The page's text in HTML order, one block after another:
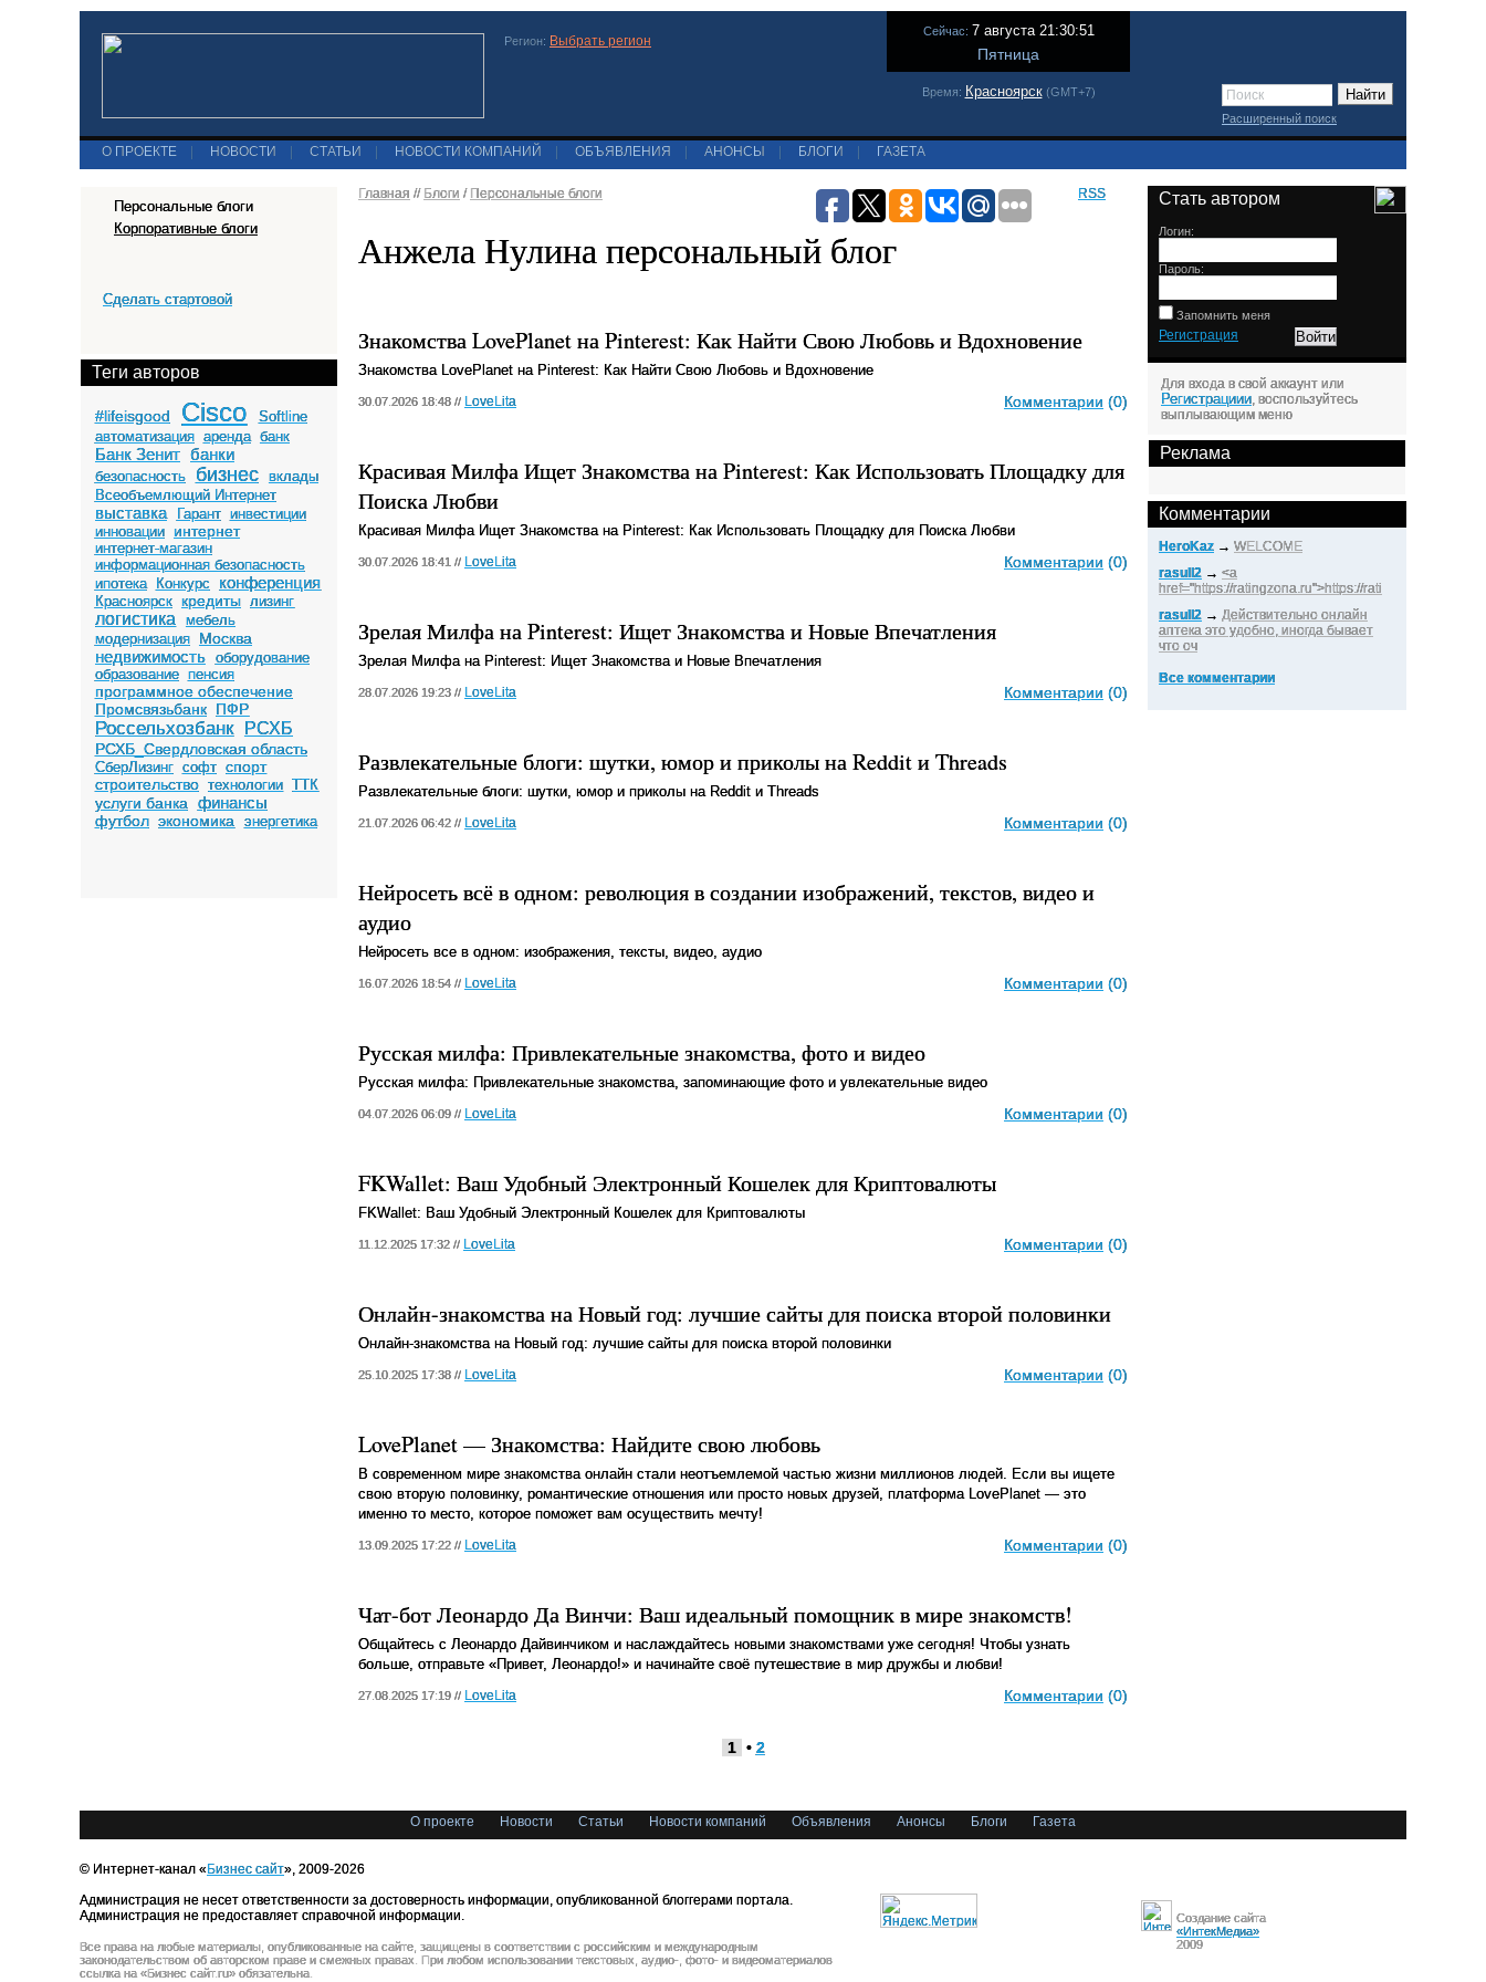
Регион: Выбрать регион
Сейчас: 7 августа 21:30:51
Пятница
Время: Красноярск(GMT+7)
Расширенный поиск
О ПРОЕКТЕ НОВОСТИ СТАТЬИ НОВОСТИ КОМПАНИЙ ОБЪЯВЛЕНИЯ АНОНСЫ БЛОГИ ГАЗЕТА
Персональные блоги
Корпоративные блоги
Сделать стартовой
Теги авторов
#lifeisgood Cisco
Softline
автоматизация аренда банк
Банк Зенит банки
безопасность бизнес
вклады
Всеобъемлющий Интернет
выставка Гарант инвестиции
инновации
интернет
интернет-магазин
информационная безопасность
ипотека
Конкурс конференция
Красноярск кредиты лизинг
логистика
мебель
модернизация
Москва
недвижимость оборудование
образование пенсия
программное обеспечение
Промсвязьбанк ПФР
Россельхозбанк РСХБ
РСХБ_Свердловская область
СберЛизинг софт спорт
строительство технологии ТТК
услуги банка финансы
футбол экономика энергетика
Главная // Блоги / Персональные блоги RSS
Анжела Нулина персональный блог
Знакомства LovePlanet на Pinterest: Как Найти Свою Любовь и Вдохновение
Знакомства LovePlanet на Pinterest: Как Найти Свою Любовь и Вдохновение
30.07.2026 18:48 // LoveLita Комментарии (0)
Красивая Милфа Ищет Знакомства на Pinterest: Как Использовать Площадку для
Поиска Любви
Красивая Милфа Ищет Знакомства на Pinterest: Как Использовать Площадку для Поиска Любви
30.07.2026 18:41 // LoveLita Комментарии (0)
Зрелая Милфа на Pinterest: Ищет Знакомства и Новые Впечатления
Зрелая Милфа на Pinterest: Ищет Знакомства и Новые Впечатления
28.07.2026 19:23 // LoveLita Комментарии (0)
Развлекательные блоги: шутки, юмор и приколы на Reddit и Threads
Развлекательные блоги: шутки, юмор и приколы на Reddit и Threads
21.07.2026 06:42 // LoveLita Комментарии (0)
Нейросеть всё в одном: революция в создании изображений, текстов, видео и
аудио
Нейросеть все в одном: изображения, тексты, видео, аудио
16.07.2026 18:54 // LoveLita Комментарии (0)
Русская милфа: Привлекательные знакомства, фото и видео
Русская милфа: Привлекательные знакомства, запоминающие фото и увлекательные видео
04.07.2026 06:09 // LoveLita Комментарии (0)
FKWallet: Ваш Удобный Электронный Кошелек для Криптовалюты
FKWallet: Ваш Удобный Электронный Кошелек для Криптовалюты
11.12.2025 17:32 // LoveLita Комментарии (0)
Онлайн-знакомства на Новый год: лучшие сайты для поиска второй половинки
Онлайн-знакомства на Новый год: лучшие сайты для поиска второй половинки
25.10.2025 17:38 // LoveLita Комментарии (0)
LovePlanet — Знакомства: Найдите свою любовь
В современном мире знакомства онлайн стали неотъемлемой частью жизни миллионов людей. Если вы ищете
свою вторую половинку, романтические отношения или просто новых друзей, платформа LovePlanet — это
именно то место, которое поможет вам осуществить мечту!
13.09.2025 17:22 // LoveLita Комментарии (0)
Чат-бот Леонардо Да Винчи: Ваш идеальный помощник в мире знакомств!
Общайтесь с Леонардо Дайвинчиком и наслаждайтесь новыми знакомствами уже сегодня! Чтобы узнать
больше, отправьте «Привет, Леонардо!» и начинайте своё путешествие в мир дружбы и любви!
27.08.2025 17:19 // LoveLita Комментарии (0)
1 • 2
Стать автором
Логин:
Пароль:
Запомнить меня
Регистрация
Для входа в свой аккаунт или
Регистрациии , воспользуйтесь
выплывающим меню
Реклама
Комментарии
HeroKaz → WELCOME
rasull2 → <a
href="https://ratingzona.ru">https://rati
rasull2 → Действительно онлайн
аптека это удобно, иногда бывает
что оч
Все комментарии
О проекте Новости Статьи Новости компаний Объявления Анонсы Блоги Газета
© Интернет-канал «Бизнес сайт», 2009-2026
Администрация не несет ответственности за достоверность информации, опубликованной блоггерами портала.
Администрация не предоставляет справочной информации.
Все права на любые материалы, опубликованные на сайте, защищены в соответствии с российским и международным
законодательством об авторском праве и смежных правах. При любом использовании текстовых, аудио-, фото- и видеоматериалов
ссылка на «Бизнес сайт.ru» обязательна.
Создание сайта
«ИнтекМедиа»
2009